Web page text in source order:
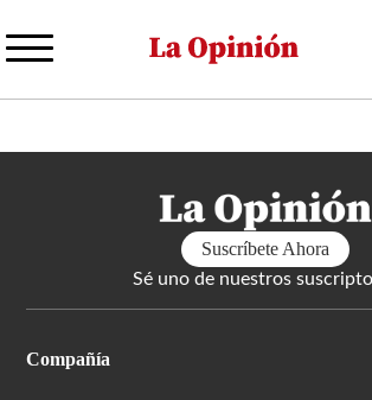
al
principal
Suscríbete Ahora
Sé uno de nuestros
Compañía